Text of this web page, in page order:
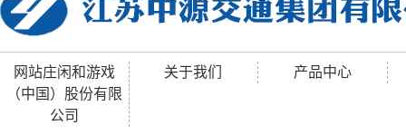
网站庄闲和游戏
（中国）股份有限
公司
关于我们 产品中心